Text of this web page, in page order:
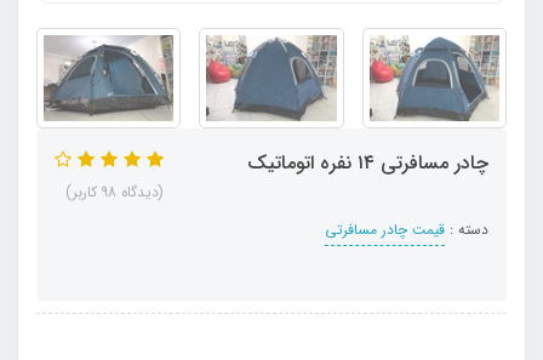
چادر مسافرتی ۱۴ نفره اتوماتیک
دسته : قیمت چادر مسافرتی
(دیدگاه 98 کاربر)